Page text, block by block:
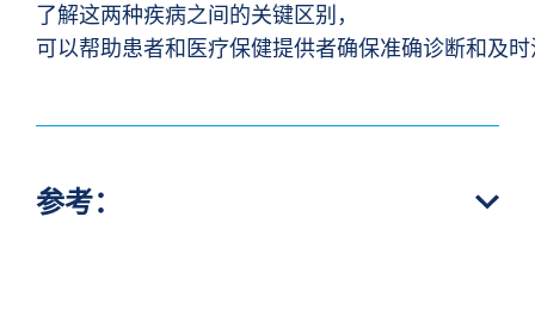
了解这两种疾病之间的关键区别，
可以帮助患者和医疗保健提供者确保准确诊断和及
参考：